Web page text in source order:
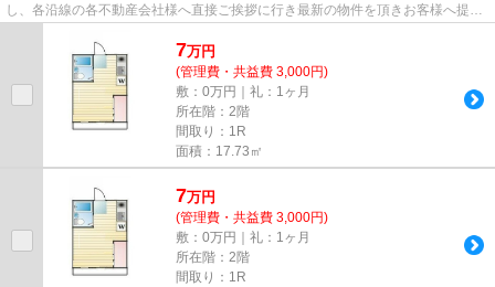
し、各沿線の各不動産会社様へ直接ご挨拶に行き最新の物件を頂きお客様へ提供
7万円
(管理費・共益費 3,000円)
敷：0万円｜礼：1ヶ月
所在階：2階
間取り：1R
面積：17.73㎡
7万円
(管理費・共益費 3,000円)
敷：0万円｜礼：1ヶ月
所在階：2階
間取り：1R